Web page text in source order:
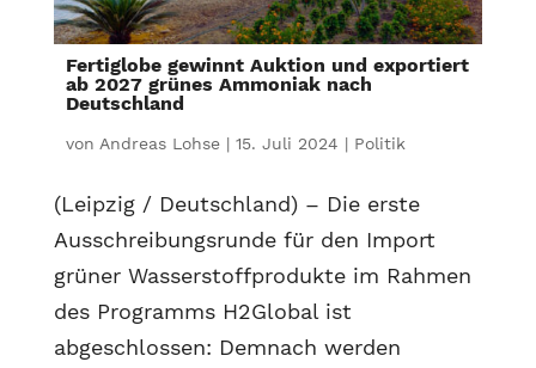
Fertiglobe gewinnt Auktion und exportiert
ab 2027 grünes Ammoniak nach
Deutschland
von Andreas Lohse| 15. Juli 2024 | Politik
(Leipzig / Deutschland) – Die erste
Ausschreibungsrunde für den Import
grüner Wasserstoffprodukte im Rahmen
des Programms H2Global ist
abgeschlossen: Demnach werden